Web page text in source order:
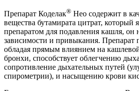
Препарат Коделак® Нео содержит в
вещества бутамирата цитрат, который
препаратом для подавления кашля, он
зависимости и привыкания. Препарат
обладая прямым влиянием на
бронхи, способствует облегчению
сопротивление дыхательных путей
спирометрии), и насыщению крови